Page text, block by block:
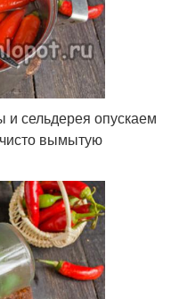
и сельдерея опускаем
вымытую